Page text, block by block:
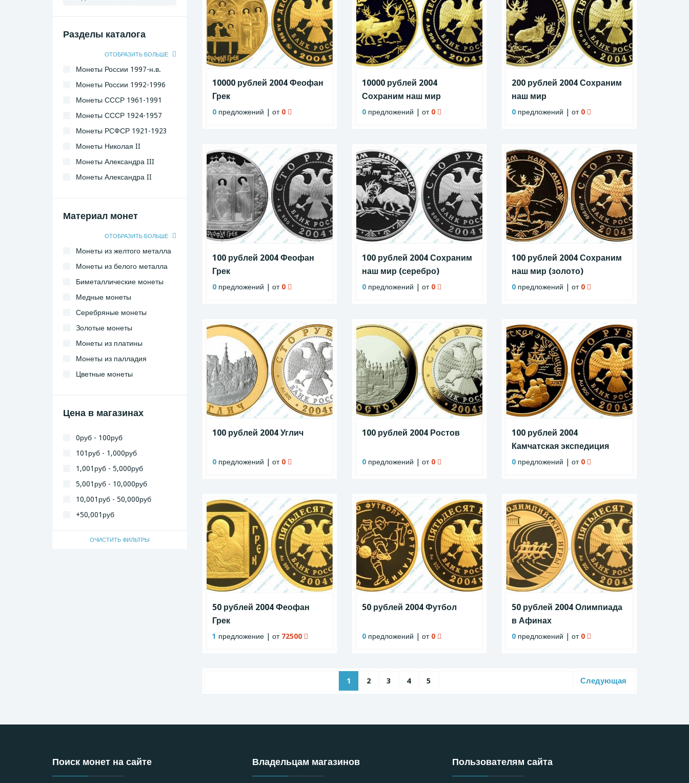
Разделы каталога
ОТОБРАЗИТЬ БОЛЬШЕ
Монеты России 1997-н.в.
Монеты России 1992-1996
Монеты СССР 1961-1991
Монеты СССР 1924-1957
Монеты РСФСР 1921-1923
Монеты Николая II
Монеты Александра III
Монеты Александра II
Материал монет
ОТОБРАЗИТЬ БОЛЬШЕ
Монеты из желтого металла
Монеты из белого металла
Биметаллические монеты
Медные монеты
Серебряные монеты
Золотые монеты
Монеты из платины
Монеты из палладия
Цветные монеты
Цена в магазинах
0руб - 100руб
101руб - 1,000руб
1,001руб - 5,000руб
5,001руб - 10,000руб
10,001руб - 50,000руб
+50,001руб
ОЧИСТИТЬ ФИЛЬТРЫ
10000 рублей 2004 Феофан
Грек
0предложений | от 0
10000 рублей 2004
Сохраним наш мир
0предложений | от 0
200 рублей 2004 Сохраним
наш мир
0 предложений | от 0
100 рублей 2004 Феофан
Грек
0предложений | от 0
100 рублей 2004 Сохраним
наш мир (серебро)
0предложений | от 0
100 рублей 2004 Сохраним
наш мир (золото)
0 предложений | от 0
100 рублей 2004 Углич
0предложений | от 0
100 рублей 2004 Ростов
0предложений | от 0
100 рублей 2004
Камчатская экспедиция
0 предложений | от 0
50 рублей 2004 Феофан
Грек
1 предложение | от 72500
50 рублей 2004 Футбол
0предложений | от 0
50 рублей 2004 Олимпиада
в Афинах
0 предложений | от 0
1 2 3 4 5 Следующая
Поиск монет на сайте Владельцам магазинов Пользователям сайта